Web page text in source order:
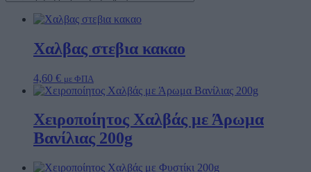
Χαλβας στεβια κακαο
4,60 € με ΦΠΑ
Χειροποίητος Χαλβάς με Άρωμα
Βανίλιας 200g